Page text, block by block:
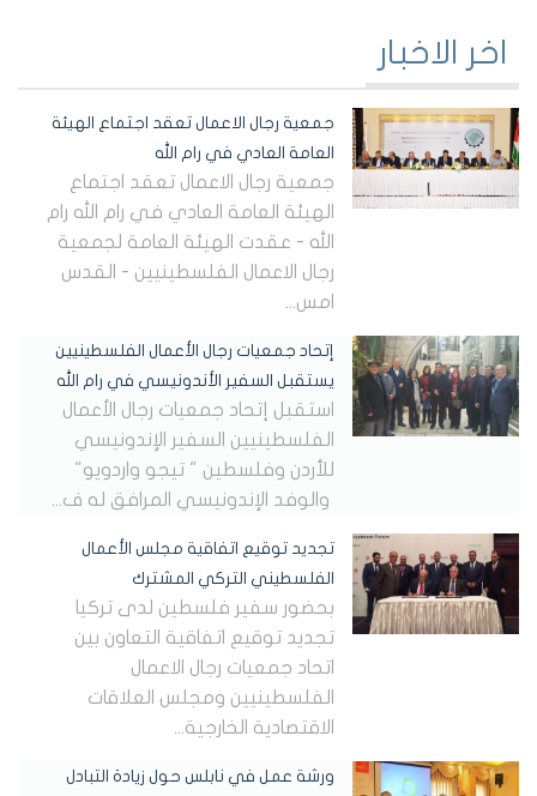
اخر الاخبار
جمعية رجال الاعمال تعقد اجتماع الهيئة
العامة العادي في رام الله
جمعية رجال الاعمال تعقد اجتماع
الهيئة العامة العادي في رام الله رام
الله - عقدت الهيئة العامة لجمعية
رجال الاعمال الفلسطينيين - القدس
امس...
إتحاد جمعيات رجال الأعمال الفلسطينيين
يستقبل السفير الأندونيسي في رام الله
استقبل إتحاد جمعيات رجال الأعمال
الفلسطينيين السفير الإندونيسي
للأردن وفلسطين " تيجو واردويو"
والوفد الإندونيسي المرافق له ف...
تجديد توقيع اتفاقية مجلس الأعمال
الفلسطيني التركي المشترك
بحضور سفير فلسطين لدى تركيا
تجديد توقيع اتفاقية التعاون بين
اتحاد جمعيات رجال الاعمال
الفلسطينيين ومجلس العلاقات
الاقتصادية الخارجية...
ورشة عمل في نابلس حول زيادة التبادل